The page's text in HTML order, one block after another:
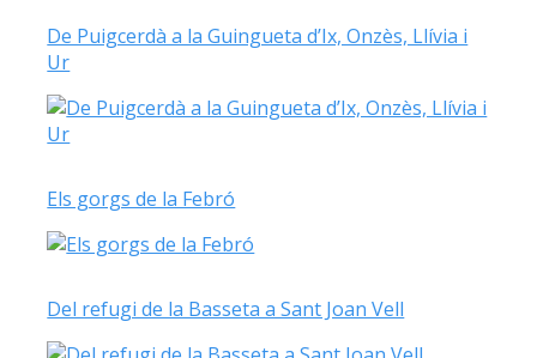
De Puigcerdà a la Guingueta d’Ix, Onzès, Llívia i
Ur
Els gorgs de la Febró
Del refugi de la Basseta a Sant Joan Vell